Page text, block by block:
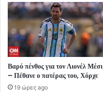
Βαρύ πένθος για τον Λιονέλ Μέσι
– Πέθανε ο πατέρας του, Χόρχε
19 ώρες ago